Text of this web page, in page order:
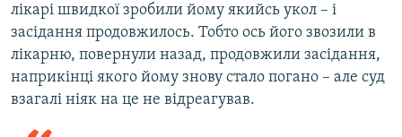
лікарі швидкої зробили йому якийсь укол – і
засідання продовжилось. Тобто ось його звозили в
лікарню, повернули назад, продовжили засідання,
наприкінці якого йому знову стало погано – але суд
взагалі ніяк на це не відреагував.